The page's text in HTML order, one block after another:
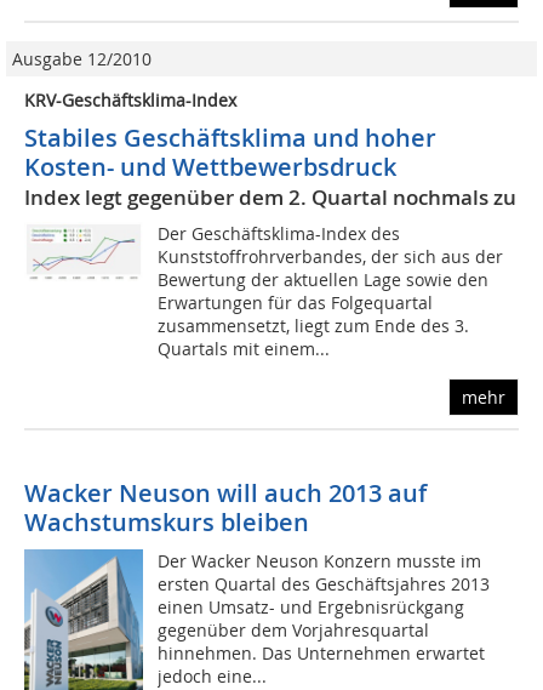
Ausgabe 12/2010
KRV-Geschäftsklima-Index
Stabiles Geschäftsklima und hoher
Kosten- und Wettbewerbsdruck
Index legt gegenüber dem 2. Quartal nochmals zu
Der Geschäftsklima-Index des
Kunststoffrohrverbandes, der sich aus der
Bewertung der aktuellen Lage sowie den
Erwartungen für das Folgequartal
zusammensetzt, liegt zum Ende des 3.
Quartals mit einem...
mehr
Wacker Neuson will auch 2013 auf
Wachstumskurs bleiben
Der Wacker Neuson Konzern musste im
ersten Quartal des Geschäftsjahres 2013
einen Umsatz- und Ergebnisrückgang
gegenüber dem Vorjahresquartal
hinnehmen. Das Unternehmen erwartet
jedoch eine...